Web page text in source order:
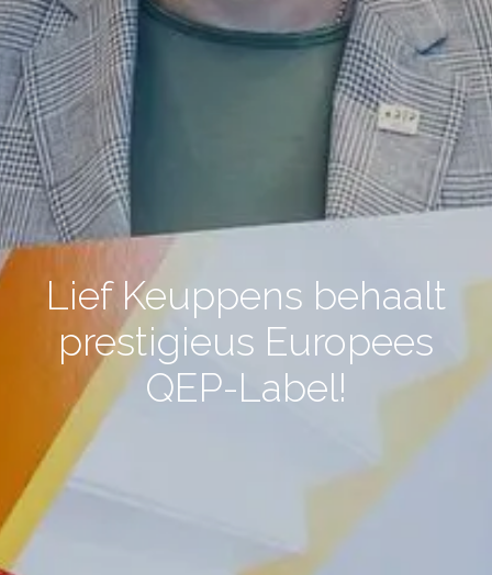
Lief Keuppens behaalt
prestigieus Europees
QEP-Label!